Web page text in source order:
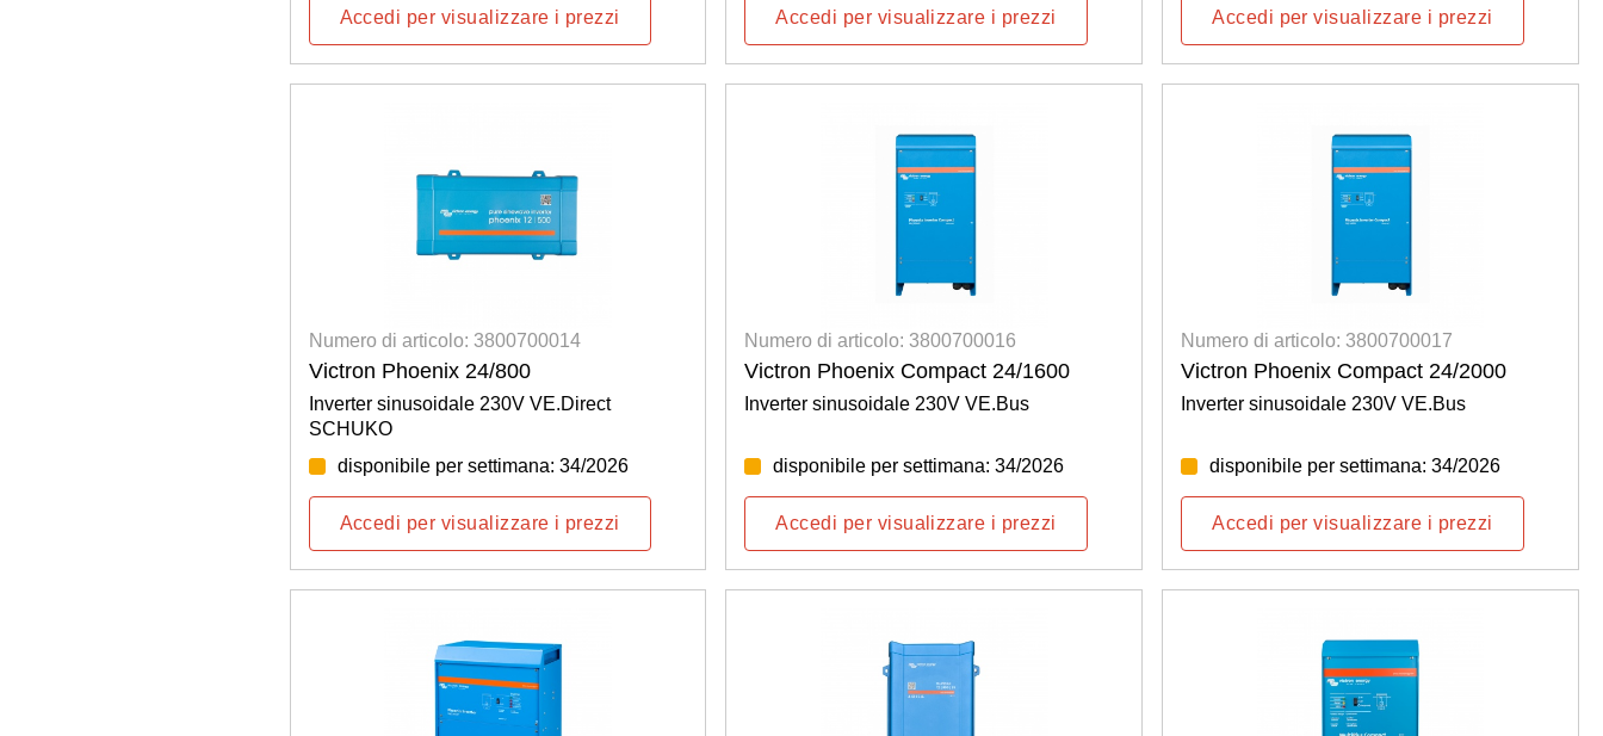
Accedi per visualizzare i prezzi Accedi per visualizzare i prezzi Accedi per visualizzare i prezzi
Numero di articolo: 3800700014
Victron Phoenix 24/800
Inverter sinusoidale 230V VE.Direct
SCHUKO
disponibile per settimana: 34/2026
Accedi per visualizzare i prezzi
Numero di articolo: 3800700016
Victron Phoenix Compact 24/1600
Inverter sinusoidale 230V VE.Bus
disponibile per settimana: 34/2026
Accedi per visualizzare i prezzi
Numero di articolo: 3800700017
Victron Phoenix Compact 24/2000
Inverter sinusoidale 230V VE.Bus
disponibile per settimana: 34/2026
Accedi per visualizzare i prezzi